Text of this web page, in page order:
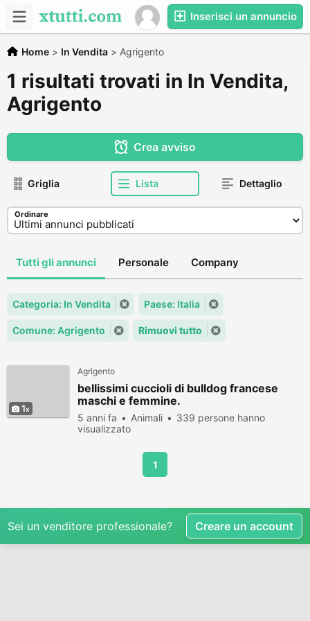
Inserisci un annuncio
Home > In Vendita > Agrigento
1 risultati trovati in In Vendita,
Agrigento
Crea avviso
Griglia Lista Dettaglio
Ordinare
Tutti gli annunci Personale Company
Categoria: In Vendita Paese: Italia
Comune: Agrigento Rimuovi tutto
1
Agrigento
bellissimi cuccioli di bulldog francese
maschi e femmine.
5 anni fa Animali
339 persone hanno
visualizzato
1
Sei un venditore professionale? Creare un account